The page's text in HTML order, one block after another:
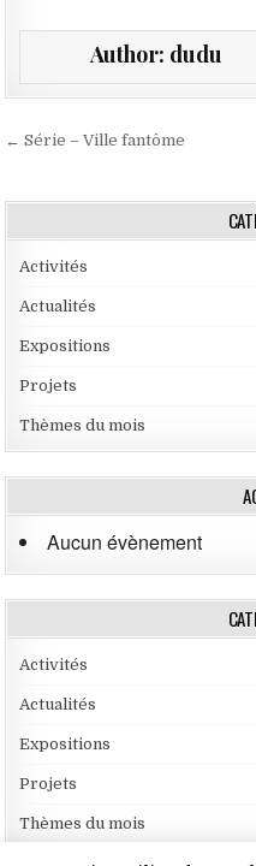
Author: dudu
Navigation de
← Série – Ville fantôme
Activités
Actualités
Expositions
Projets
Thèmes du mois
Aucun évènement
Activités
Actualités
Expositions
Projets
Thèmes du mois